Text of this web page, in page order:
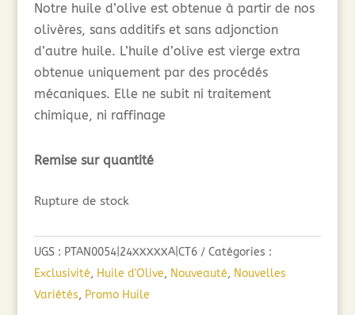
14,90€.9,98€.
Notre huile d’olive est obtenue à partir de nos
olivères, sans additifs et sans adjonction
d’autre huile. L’huile d’olive est vierge extra
obtenue uniquement par des procédés
mécaniques. Elle ne subit ni traitement
chimique, ni raffinage
Remise sur quantité
Rupture de stock
UGS : PTAN0054|24XXXXXA|CT6
Catégories :
Exclusivité, Huile d'Olive, Nouveauté, Nouvelles
Variétés, Promo Huile